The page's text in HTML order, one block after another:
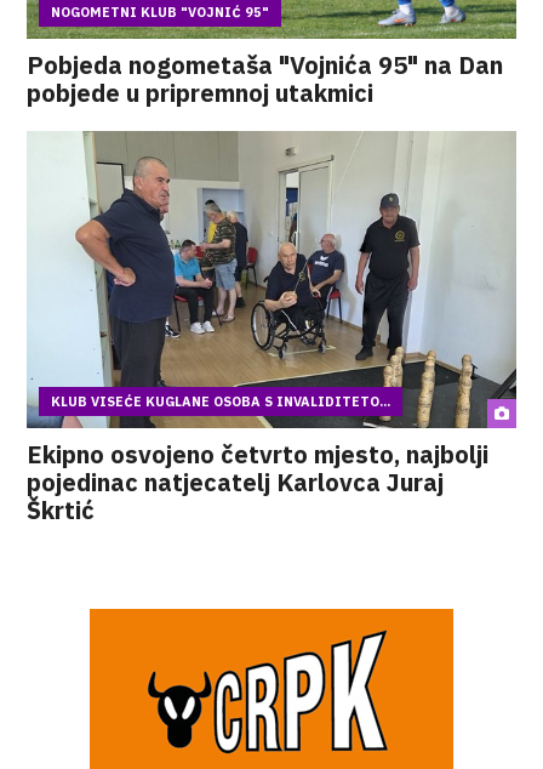
NOGOMETNI KLUB "VOJNIĆ 95"
Pobjeda nogometaša "Vojnića 95" na Dan
pobjede u pripremnoj utakmici
KLUB VISEĆE KUGLANE OSOBA S INVALIDITETO...
Ekipno osvojeno četvrto mjesto, najbolji
pojedinac natjecatelj Karlovca Juraj
Škrtić